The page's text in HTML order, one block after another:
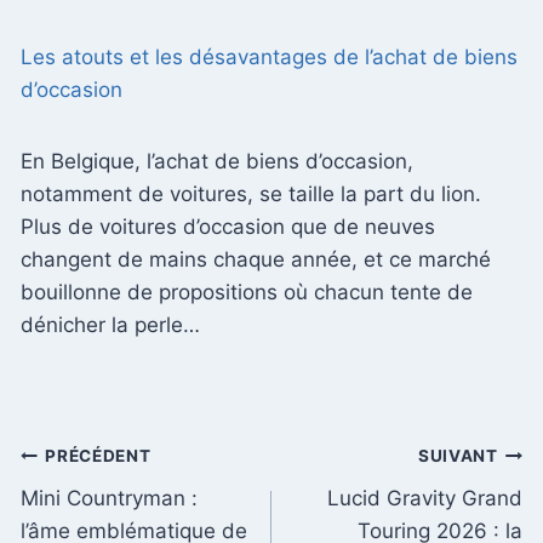
Les atouts et les désavantages de l’achat de biens
d’occasion
En Belgique, l’achat de biens d’occasion,
notamment de voitures, se taille la part du lion.
Plus de voitures d’occasion que de neuves
changent de mains chaque année, et ce marché
bouillonne de propositions où chacun tente de
dénicher la perle…
Navigation
de
PRÉCÉDENT
Mini Countryman :
l’âme emblématique de
SUIVANT
Lucid Gravity Grand
Touring 2026 : la